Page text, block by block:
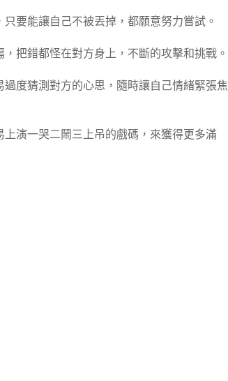
要能讓自己不被丟掉，都願意努力嘗試。
把錯都怪在對方身上，不斷的攻擊和挑戰。
度猜測對方的心思，隨時讓自己情緒緊張焦
演一哭二鬧三上吊的戲碼，來獲得更多滿